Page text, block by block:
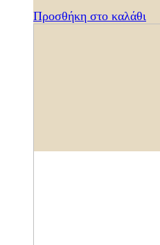
Προσθήκη στο καλάθι